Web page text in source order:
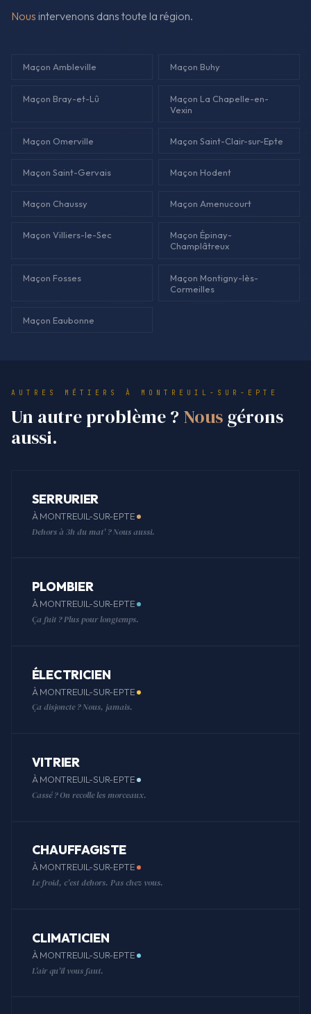
Nous intervenons dans toute la région.
Maçon Ambleville Maçon Buhy
Maçon Bray-et-Lû
Maçon La Chapelle-en-
Vexin
Maçon Omerville Maçon Saint-Clair-sur-Epte
Maçon Saint-Gervais Maçon Hodent
Maçon Chaussy Maçon Amenucourt
Maçon Villiers-le-Sec
Maçon Épinay-
Champlâtreux
Maçon Fosses
Maçon Montigny-lès-
Cormeilles
Maçon Eaubonne
AUTRES MÉTIERS À MONTREUIL-SUR-EPTE
Un autre problème ? Nous gérons
aussi.
SERRURIER
À MONTREUIL-SUR-EPTE
Dehors à 3h du mat' ? Nous aussi.
PLOMBIER
À MONTREUIL-SUR-EPTE
Ça fuit ? Plus pour longtemps.
ÉLECTRICIEN
À MONTREUIL-SUR-EPTE
Ça disjoncte ? Nous, jamais.
VITRIER
À MONTREUIL-SUR-EPTE
Cassé ? On recolle les morceaux.
CHAUFFAGISTE
À MONTREUIL-SUR-EPTE
Le froid, c'est dehors. Pas chez vous.
CLIMATICIEN
À MONTREUIL-SUR-EPTE
L'air qu'il vous faut.